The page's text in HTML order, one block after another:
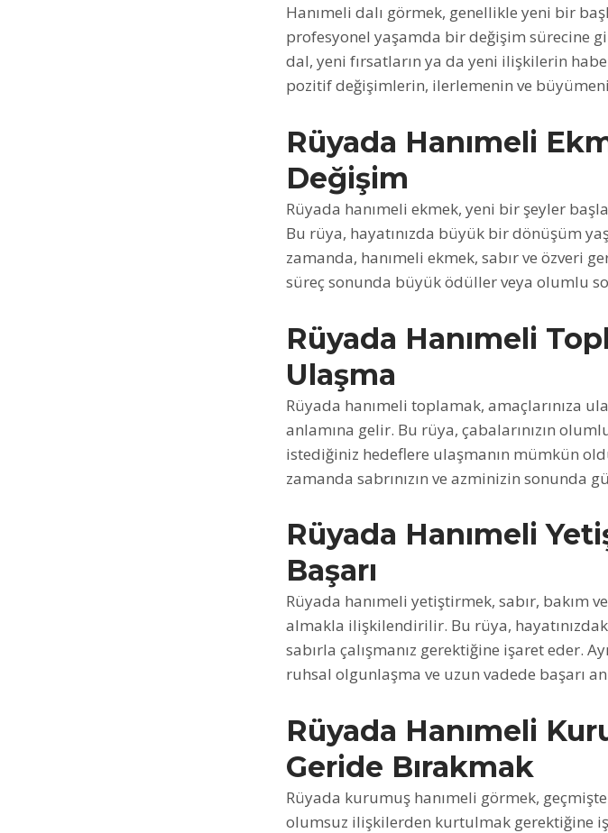
Hanımeli dalı görmek, genellikle yeni bir
profesyonel yaşamda bir değişim sürecine
dal, yeni fırsatların ya da yeni ilişkilerin
pozitif değişimlerin, ilerlemenin ve
Rüyada Hanımeli
Değişim
Rüyada hanımeli ekmek, yeni bir şeyler
Bu rüya, hayatınızda büyük bir dönüşüm
zamanda, hanımeli ekmek, sabır ve özveri
süreç sonunda büyük ödüller veya olumlu
Rüyada Hanımeli
Ulaşma
Rüyada hanımeli toplamak, amaçlarınıza
anlamına gelir. Bu rüya, çabalarınızın
istediğiniz hedeflere ulaşmanın mümkün
zamanda sabrınızın ve azminizin sonunda
Rüyada Hanımeli
Başarı
Rüyada hanımeli yetiştirmek, sabır, bakım
almakla ilişkilendirilir. Bu rüya,
sabırla çalışmanız gerektiğine işaret eder.
ruhsal olgunlaşma ve uzun vadede başarı
Rüyada Hanımeli
Geride Bırakmak
Rüyada kurumuş hanımeli görmek,
olumsuz ilişkilerden kurtulmak gerektiğine